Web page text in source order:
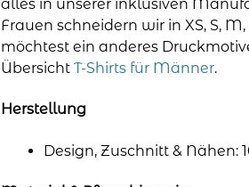
alles in unserer inklusiven
Frauen schneidern wir in XS, S,
möchtest ein anderes
ÜbersichtT-Shirts für Männer.
Herstellung
Design, Zuschnitt & Nähen: